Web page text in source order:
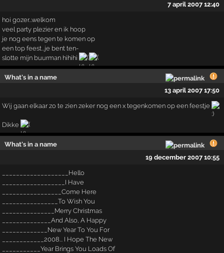
7 april 2007 12:40
hoi gozer...welkom
veel party plezier en ik hoop
je nog eens tegen te komen op
een top feest...je bent ten-
slotte mijn buurman hihihi
What's in a name
13 april 2007 17:50
Wij gaan elkaar zo te zien zeker nog een x tegenkomen op een feestje
Dikke
What's in a name
19 december 2007 10:55
___________________Hello
__________________I Have
_________________Come Here
________________To Wish You
_______________Merry Christmas
______________And Also, A Happy
_____________New Year To You For
____________2008... I Hope The New
___________Year Brings You Loads Of